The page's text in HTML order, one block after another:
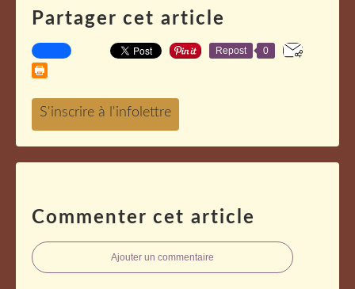
Partager cet article
Repost 0
Commenter cet article
Ajouter un commentaire